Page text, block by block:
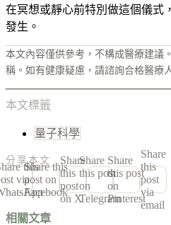
在冥想或靜心前特別做這個儀式
發生。
本文內容僅供參考，不構成醫療建議
稱。如有健康疑慮，請諮詢合格醫療
本文標籤
量子科學
分享本文
this
via
Share this
post on
Facebook
Share
this
post
on X
Share
this post
on
Telegram
Share
this post
on
Pinterest
Share
this
post
via
email
相關文章